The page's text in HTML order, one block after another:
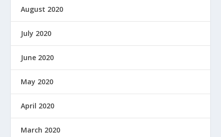
August 2020
July 2020
June 2020
May 2020
April 2020
March 2020